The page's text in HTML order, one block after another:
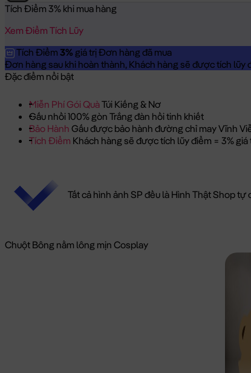
Tích Điểm 3% khi mua hàng
Xem Điểm Tích Lũy
Tích Điểm 3% giá trị Đơn hàng đã mua
Đơn hàng sau khi hoàn thành, Khách hàng sẽ được tích lũy
Đặc điểm nổi bật
Miễn Phí Gói QuàTúi Kiếng & Nơ
Gấu nhồi 100% gòn Trắng đàn hồi tinh khiết
Bảo Hành Gấu được bảo hành đường chỉ may Vĩnh
Tích Điểm Khách hàng sẽ được tích lũy điểm = 3%
Tất cả hình ảnh SP đều là Hình Thật Shop tự
Chuột Bông nằm lông mịn Cosplay